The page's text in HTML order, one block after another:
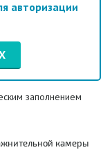
авторизации
заполнением
камеры